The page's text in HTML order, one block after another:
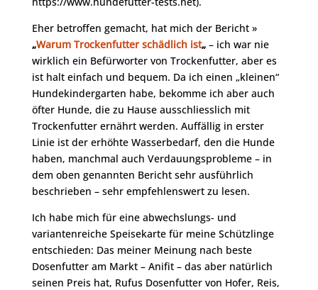
Eher betroffen gemacht, hat mich der Bericht »
„Warum Trockenfutter schädlich ist„– ich war nie
wirklich ein Befürworter von Trockenfutter, aber es
ist halt einfach und bequem. Da ich einen „kleinen“
Hundekindergarten habe, bekomme ich aber auch
öfter Hunde, die zu Hause ausschliesslich mit
Trockenfutter ernährt werden. Auffällig in erster
Linie ist der erhöhte Wasserbedarf, den die Hunde
haben, manchmal auch Verdauungsprobleme – in
dem oben genannten Bericht sehr ausführlich
beschrieben – sehr empfehlenswert zu lesen.
Ich habe mich für eine abwechslungs- und
variantenreiche Speisekarte für meine Schützlinge
entschieden: Das meiner Meinung nach beste
Dosenfutter am Markt – Anifit – das aber natürlich
seinen Preis hat, Rufus Dosenfutter von Hofer, Reis,